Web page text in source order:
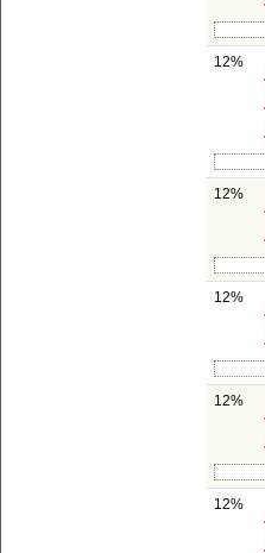
12%
12%
12%
12%
12%